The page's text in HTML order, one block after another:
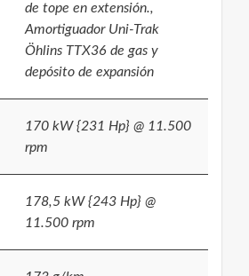
de tope en extensión.,
Amortiguador Uni-Trak
Öhlins TTX36 de gas y
depósito de expansión
170 kW {231 Hp} @ 11.500
rpm
178,5 kW {243 Hp} @
11.500 rpm